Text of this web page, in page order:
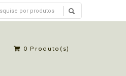
0 Produto(s)